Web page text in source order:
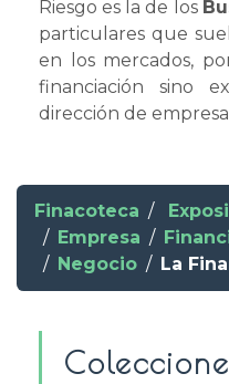
Riesgo es la de los
particulares que
en los mercados,
financiación sino
dirección de
Finacoteca
Empresa
Negocio
La